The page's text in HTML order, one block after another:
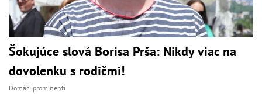
Šokujúce slová Borisa Prša: Nikdy viac na
dovolenku s rodičmi!
Domáci prominenti